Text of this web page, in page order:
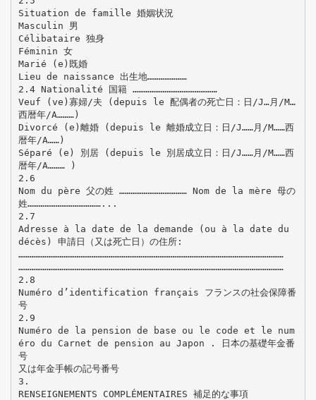
Situation de famille 婚姻状況
Masculin 男
Célibataire 独身
Féminin 女
Marié (e)既婚
Lieu de naissance 出生地…………………
2.4 Nationalité 国籍 ………………………………………
Veuf (ve)寡婦/夫 (depuis le 配偶者の死亡日：日/J…月/M…
西暦年/A………)
Divorcé (e)離婚 (depuis le 離婚成立日：日/J……月/M……西
暦年/A……)
Séparé (e) 別居 (depuis le 別居成立日：日/J……月/M……西
暦年/A……… )
2.6
Nom du père 父の姓 ……………………………… Nom de la mère 母の
姓…………………………………...
2.7
Adresse à la date de la demande (ou à la date du
décès) 申請日（又は死亡日）の住所:
……………………………………………………………………………………………………………………………
……………………………………………………………………………………………………………………………
2.8
Numéro d’identification français フランスの社会保障番
号
2.9
Numéro de la pension de base ou le code et le num
éro du Carnet de pension au Japon . 日本の基礎年金番
号
又は年金手帳の記号番号
3.
RENSEIGNEMENTS COMPLÉMENTAIRES 補足的な事項